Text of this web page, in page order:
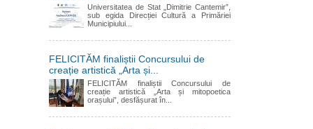
Universitatea de Stat „Dimitrie Cantemir”,
sub egida Direcției Cultură a Primăriei
Municipiului...
FELICITĂM finaliștii Concursului de
creație artistică „Arta și...
FELICITĂM finaliștii Concursului de
creație artistică „Arta și mitopoetica
orașului”, desfășurat în...